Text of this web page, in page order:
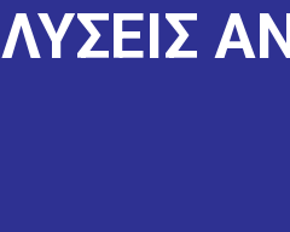
ΛΥΣΕΙΣ